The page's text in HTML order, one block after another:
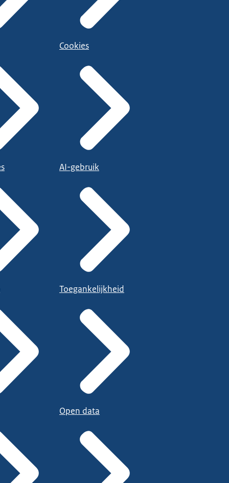
Cookies
AI-gebruik
Toegankelijkheid
Open data